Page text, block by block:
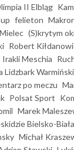
II Elbląg
felieton
(S)krytym
Robert
Irakli Meschia
Lidzbark Warmiński
po meczu
Polsat Sport
Marek
Bielsko-Biała
Michał